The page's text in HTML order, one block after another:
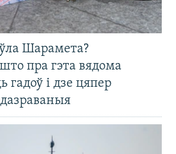
Шарамета?
пра гэта вядома
гадоў і дзе цяпер